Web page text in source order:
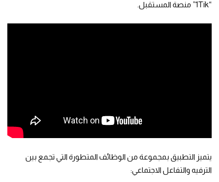
“1Tik” منصة المستقبل.
يتميز التطبيق بمجموعة من الوظائف المتطورة التي تجمع بين
الترفيه والتفاعل الاجتماعي: